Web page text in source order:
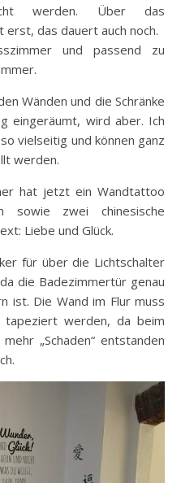
werden. Über das
erst, das dauert auch noch.
und passend zu
Wänden und die Schränke
eingeräumt, wird aber. Ich
vielseitig und können ganz
werden.
hat jetzt ein Wandtattoo
sowie zwei chinesische
Liebe und Glück.
für über die Lichtschalter
die Badezimmertür genau
ist. Die Wand im Flur muss
werden, da beim
„Schaden“ entstanden